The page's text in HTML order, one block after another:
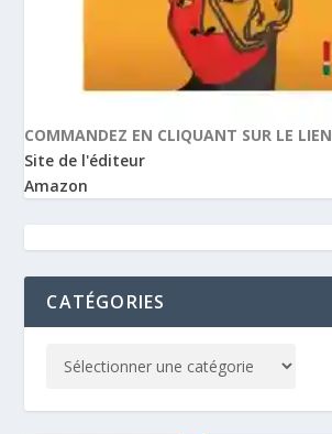
COMMANDEZ EN CLIQUANT SUR LE LIEN
Site de l'éditeur
Amazon
CATÉGORIES